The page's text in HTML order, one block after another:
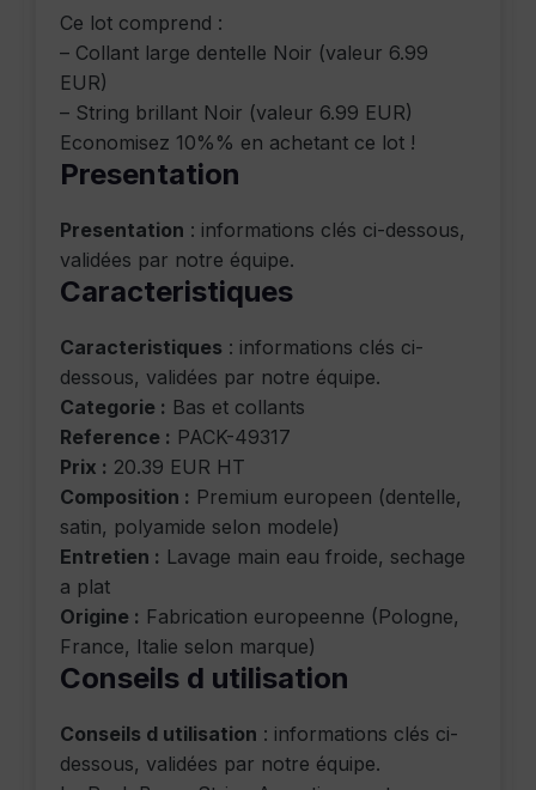
Ce lot comprend :
– Collant large dentelle Noir (valeur 6.99
EUR)
– String brillant Noir (valeur 6.99 EUR)
Economisez 10%% en achetant ce lot !
Presentation
Presentation : informations clés ci-dessous,
validées par notre équipe.
Caracteristiques
Caracteristiques : informations clés ci-
dessous, validées par notre équipe.
Categorie : Bas et collants
Reference : PACK-49317
Prix : 20.39 EUR HT
Composition : Premium europeen (dentelle,
satin, polyamide selon modele)
Entretien : Lavage main eau froide, sechage
a plat
Origine : Fabrication europeenne (Pologne,
France, Italie selon marque)
Conseils d utilisation
Conseils d utilisation : informations clés ci-
dessous, validées par notre équipe.